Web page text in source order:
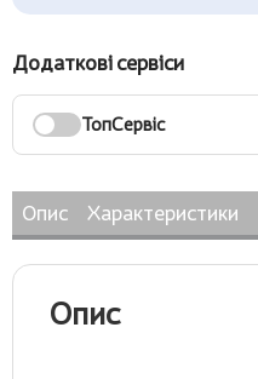
Додаткові сервіси
ТопСервіс
Опис Характеристики
Опис